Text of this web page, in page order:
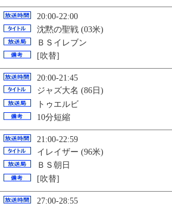
20:00-22:00
沈黙の聖戦 (03米)
ＢＳイレブン
[吹替]
20:00-21:45
ジャズ大名 (86日)
トゥエルビ
10分短縮
21:00-22:59
イレイザー (96米)
ＢＳ朝日
[吹替]
27:00-28:55